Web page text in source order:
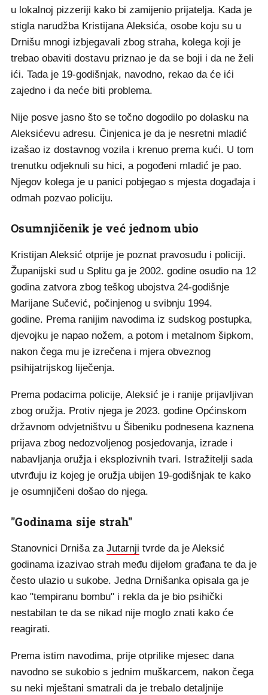
u lokalnoj pizzeriji kako bi zamijenio prijatelja. Kada je
stigla narudžba Kristijana Aleksića, osobe koju su u
Drnišu mnogi izbjegavali zbog straha, kolega koji je
trebao obaviti dostavu priznao je da se boji i da ne želi
ići. Tada je 19-godišnjak, navodno, rekao da će ići
zajedno i da neće biti problema.
Nije posve jasno što se točno dogodilo po dolasku na
Aleksićevu adresu. Činjenica je da je nesretni mladić
izašao iz dostavnog vozila i krenuo prema kući. U tom
trenutku odjeknuli su hici, a pogođeni mladić je pao.
Njegov kolega je u panici pobjegao s mjesta događaja i
odmah pozvao policiju.
Osumnjičenik je već jednom ubio
Kristijan Aleksić otprije je poznat pravosuđu i policiji.
Županijski sud u Splitu ga je 2002. godine osudio na 12
godina zatvora zbog teškog ubojstva 24-godišnje
Marijane Sučević, počinjenog u svibnju 1994.
godine. Prema ranijim navodima iz sudskog postupka,
djevojku je napao nožem, a potom i metalnom šipkom,
nakon čega mu je izrečena i mjera obveznog
psihijatrijskog liječenja.
Prema podacima policije, Aleksić je i ranije prijavljivan
zbog oružja. Protiv njega je 2023. godine Općinskom
državnom odvjetništvu u Šibeniku podnesena kaznena
prijava zbog nedozvoljenog posjedovanja, izrade i
nabavljanja oružja i eksplozivnih tvari. Istražitelji sada
utvrđuju iz kojeg je oružja ubijen 19-godišnjak te kako
je osumnjičeni došao do njega.
"Godinama sije strah"
Stanovnici Drniša za Jutarnji tvrde da je Aleksić
godinama izazivao strah među dijelom građana te da je
često ulazio u sukobe. Jedna Drnišanka opisala ga je
kao "tempiranu bombu" i rekla da je bio psihički
nestabilan te da se nikad nije moglo znati kako će
reagirati.
Prema istim navodima, prije otprilike mjesec dana
navodno se sukobio s jednim muškarcem, nakon čega
su neki mještani smatrali da je trebalo detaljnije